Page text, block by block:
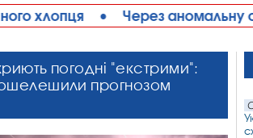
спеку на Одещині
погодні "екстрими":
прогнозом